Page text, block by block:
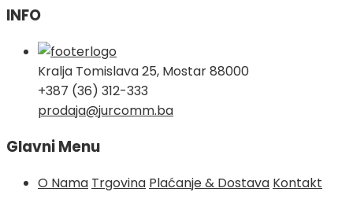
INFO
Kralja Tomislava 25, Mostar 88000
+387 (36) 312-333
prodaja@jurcomm.ba
Glavni Menu
O Nama Trgovina Plaćanje & Dostava Kontakt